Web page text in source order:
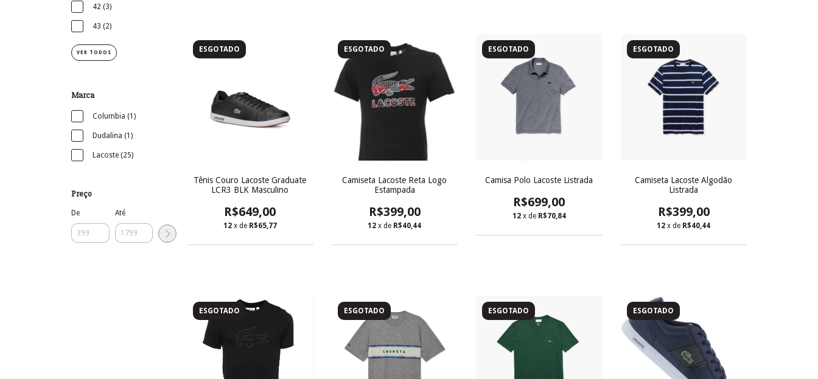
42 (3)
43 (2)
VER TODOS
Marca
Columbia (1)
Dudalina (1)
Lacoste (25)
Preço
De Até
ESGOTADO
Tênis Couro Lacoste Graduate
LCR3 BLK Masculino
R$649,00
12 x de R$65,77
ESGOTADO
Camiseta Lacoste Reta Logo
Estampada
R$399,00
12 x de R$40,44
ESGOTADO
Camisa Polo Lacoste Listrada
R$699,00
12 x de R$70,84
ESGOTADO
Camiseta Lacoste Algodão
Listrada
R$399,00
12 x de R$40,44
ESGOTADO ESGOTADO ESGOTADO ESGOTADO